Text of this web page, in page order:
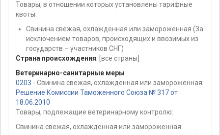
Товары, в отношении которых установлены тарифные
квоты:
Свинина свежая, охлажденная или замороженная (За
исключением товаров, происходящих и ввозимых из
государств – участников СНГ)
Страна происхождения: [все страны]
Ветеринарно-санитарные меры
0203 - Свинина свежая, охлажденная или замороженная:
Решение Комиссии Таможенного Союза № 317 от
18.06.2010
Товары, подлежащие ветеринарному контролю:
Свинина свежая, охлажденная или замороженная